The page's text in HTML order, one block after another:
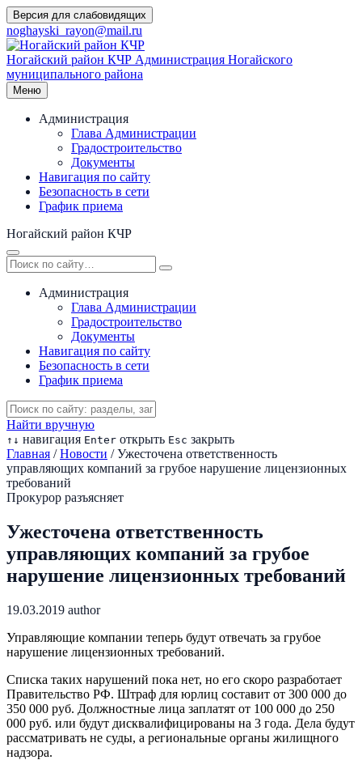
Перейти
к
содержимому
Версия для слабовидящих
noghayski_rayon@mail.ru
Ногайский район КЧР Администрация Ногайского
муниципального района
Меню
Администрация
Глава Администрации
Градостроительство
Документы
Навигация по сайту
Безопасность в сети
График приема
Ногайский район КЧР
Администрация
Глава Администрации
Градостроительство
Документы
Навигация по сайту
Безопасность в сети
График приема
Найти вручную
↑ ↓ навигация Enter открыть Esc закрыть
Главная / Новости / Ужесточена ответственность
управляющих компаний за грубое нарушение лицензионных
требований
Прокурор разъясняет
Ужесточена ответственность
управляющих компаний за грубое
нарушение лицензионных требований
19.03.2019 author
Управляющие компании теперь будут отвечать за грубое
нарушение лицензионных требований.
Списка таких нарушений пока нет, но его скоро разработает
Правительство РФ. Штраф для юрлиц составит от 300 000 до
350 000 руб. Должностные лица заплатят от 100 000 до 250
000 руб. или будут дисквалифицированы на 3 года. Дела будут
рассматривать не суды, а региональные органы жилищного
надзора.